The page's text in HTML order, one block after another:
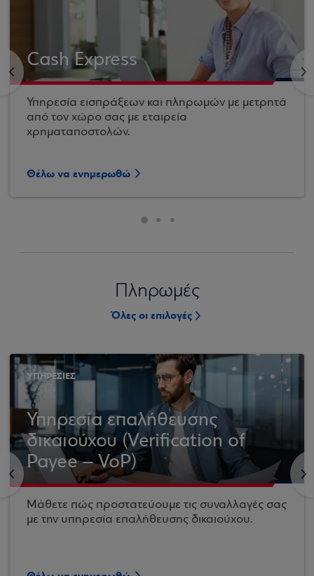
<
Cash Express
Υπηρεσία εισπράξεων και πληρωμών με μετρητά
από τον χώρο σας με εταιρεία
χρηματαποστολών.
Θέλω να ενημερωθώ
>
Πληρωμές
Όλες οι επιλογές
<
ΥΠΗΡΕΣΙΕΣ
Υπηρεσία επαλήθευσης
δικαιούχου (Verification of
Payee – VoP)
Μάθετε πώς προστατεύουμε τις συναλλαγές σας
με την υπηρεσία επαλήθευσης δικαιούχου.
>